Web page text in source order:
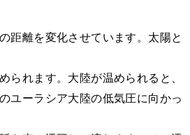
距離を変化させています。太陽と
れます。大陸が温められると、
ユーラシア大陸の低気圧に向かっ